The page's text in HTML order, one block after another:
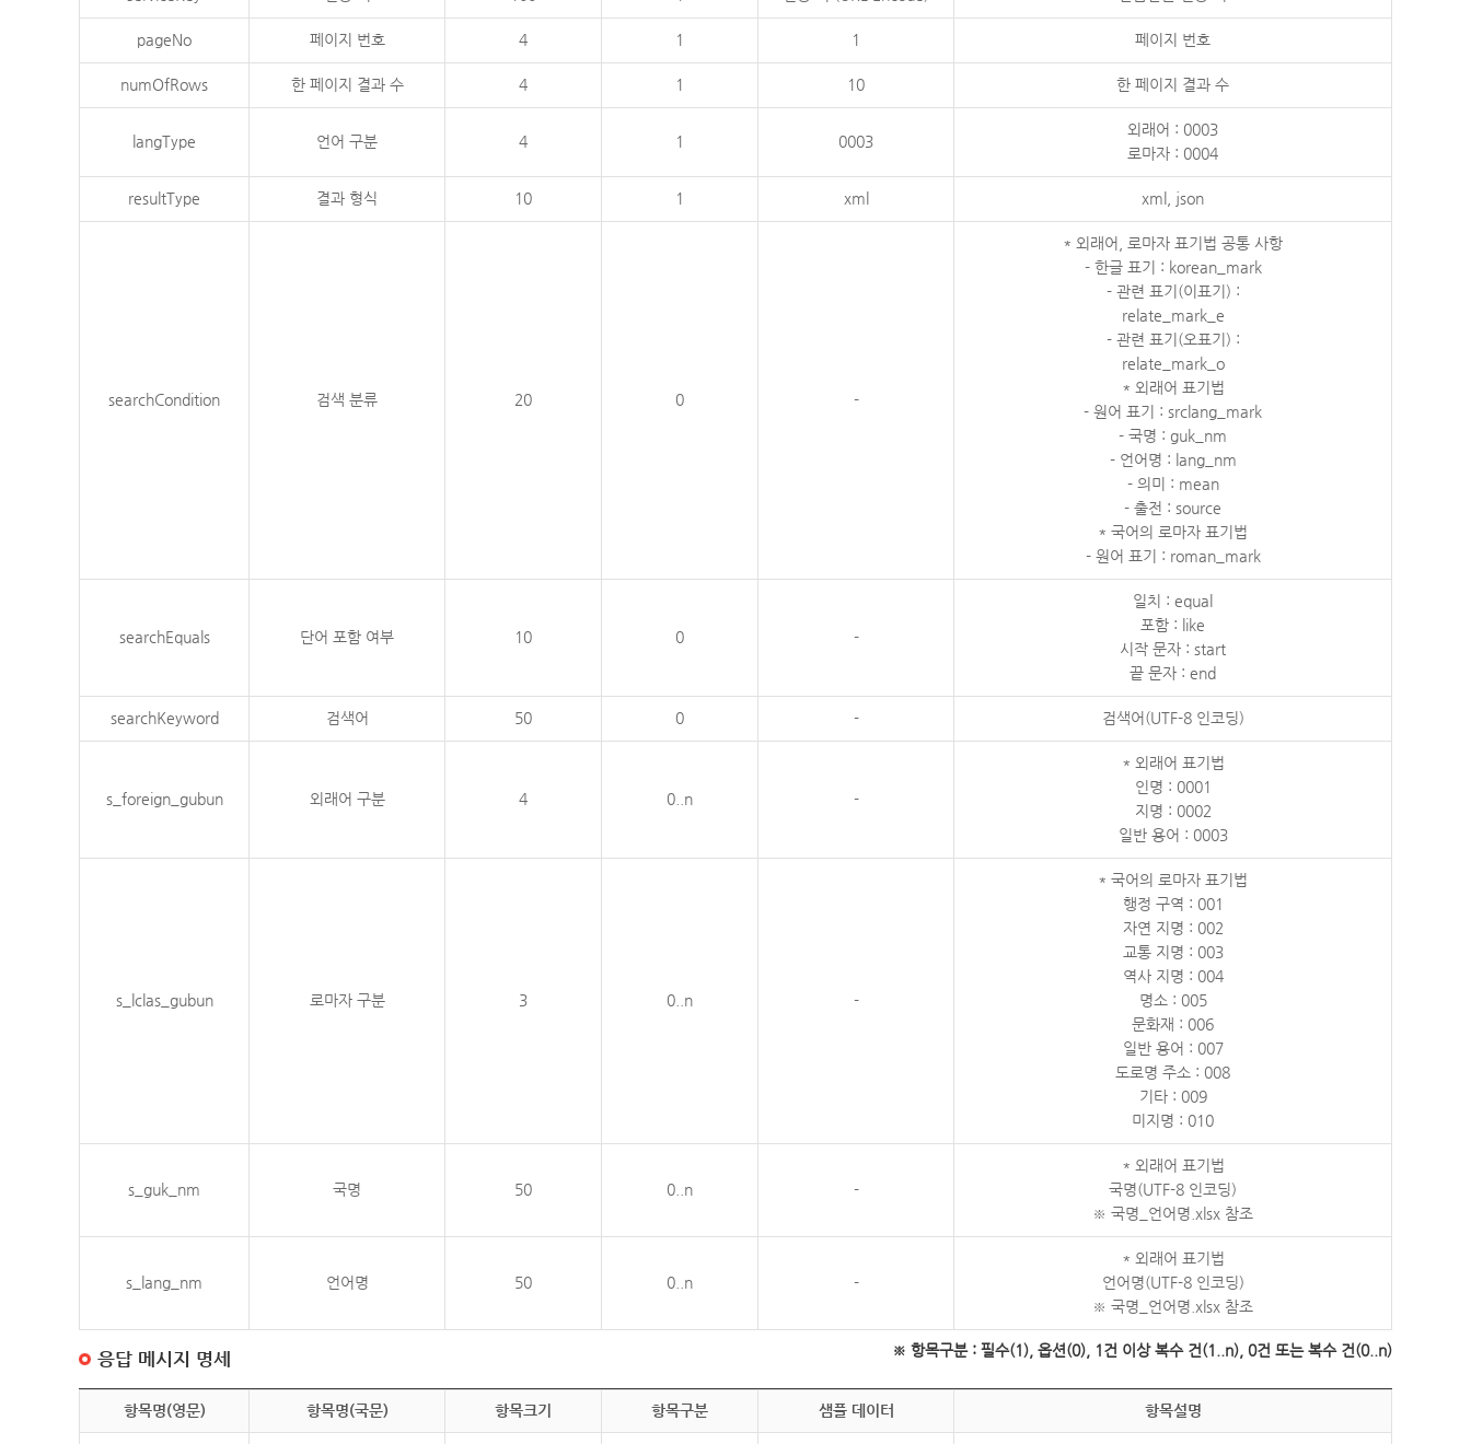
pageNo 페이지 번호 4 1 1 페이지 번호
numOfRows 한 페이지 결과 수 4 1 10 한 페이지 결과 수
langType 언어 구분 4 1 0003
외래어 : 0003
로마자 : 0004
resultType 결과 형식 10 1 xml xml, json
searchCondition 검색 분류 20 0 -
* 외래어, 로마자 표기법 공통 사항
- 한글 표기 : korean_mark
- 관련 표기(이표기) :
relate_mark_e
- 관련 표기(오표기) :
relate_mark_o
* 외래어 표기법
- 원어 표기 : srclang_mark
- 국명 : guk_nm
- 언어명 : lang_nm
- 의미 : mean
- 출전 : source
* 국어의 로마자 표기법
- 원어 표기 : roman_mark
searchEquals 단어 포함 여부 10 0 -
일치 : equal
포함 : like
시작 문자 : start
끝 문자 : end
searchKeyword 검색어 50 0 - 검색어(UTF-8 인코딩)
s_foreign_gubun 외래어 구분 4 0..n -
* 외래어 표기법
인명 : 0001
지명 : 0002
일반 용어 : 0003
s_lclas_gubun 로마자 구분 3 0..n -
* 국어의 로마자 표기법
행정 구역 : 001
자연 지명 : 002
교통 지명 : 003
역사 지명 : 004
명소 : 005
문화재 : 006
일반 용어 : 007
도로명 주소 : 008
기타 : 009
미지명 : 010
s_guk_nm 국명 50 0..n -
* 외래어 표기법
국명(UTF-8 인코딩)
※ 국명_언어명.xlsx 참조
s_lang_nm 언어명 50 0..n -
* 외래어 표기법
언어명(UTF-8 인코딩)
※ 국명_언어명.xlsx 참조
※ 항목구분 : 필수(1), 옵션(0), 1건 이상 복수 건(1..n), 0건 또는 복수 건(0..n)
응답 메시지 명세
항목명(영문) 항목명(국문) 항목크기 항목구분 샘플 데이터 항목설명